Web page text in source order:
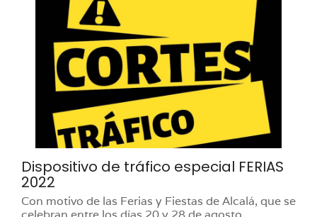
Dispositivo de tráfico especial FERIAS
2022
Con motivo de las Ferias y Fiestas de Alcalá, que se